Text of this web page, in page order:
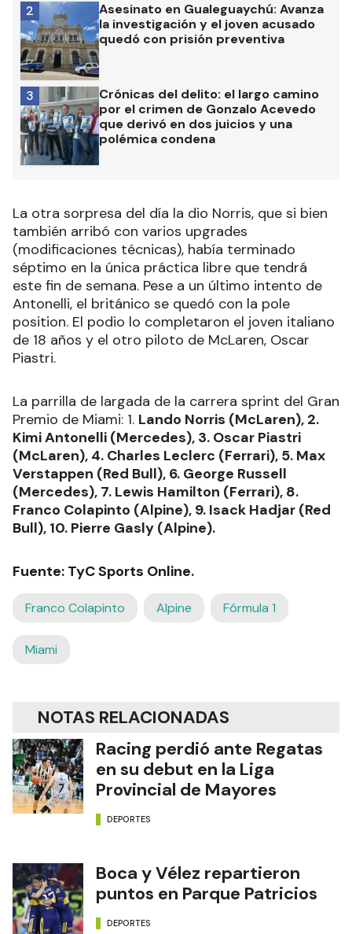
Asesinato en Gualeguaychú: Avanza
la investigación y el joven acusado
quedó con prisión preventiva
2
Crónicas del delito: el largo camino
por el crimen de Gonzalo Acevedo
que derivó en dos juicios y una
polémica condena
3
La otra sorpresa del día la dio Norris, que si bien
también arribó con varios upgrades
(modificaciones técnicas), había terminado
séptimo en la única práctica libre que tendrá
este fin de semana. Pese a un último intento de
Antonelli, el británico se quedó con la pole
position. El podio lo completaron el joven italiano
de 18 años y el otro piloto de McLaren, Oscar
Piastri.
La parrilla de largada de la carrera sprint del Gran
Premio de Miami: 1. Lando Norris (McLaren), 2.
Kimi Antonelli (Mercedes), 3. Oscar Piastri
(McLaren), 4. Charles Leclerc (Ferrari), 5. Max
Verstappen (Red Bull), 6. George Russell
(Mercedes), 7. Lewis Hamilton (Ferrari), 8.
Franco Colapinto (Alpine), 9. Isack Hadjar (Red
Bull), 10. Pierre Gasly (Alpine).
Fuente: TyC Sports Online.
Franco Colapinto Alpine Fórmula 1
Miami
NOTAS RELACIONADAS
Racing perdió ante Regatas
en su debut en la Liga
Provincial de Mayores
DEPORTES
Boca y Vélez repartieron
puntos en Parque Patricios
DEPORTES